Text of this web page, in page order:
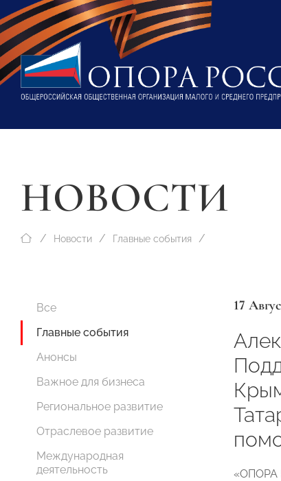
НОВОСТИ
Новости Главные события
Все
Главные события
Анонсы
Важное для бизнеса
Региональное развитие
Отраслевое развитие
Международная
деятельность
17
«ОПОРА